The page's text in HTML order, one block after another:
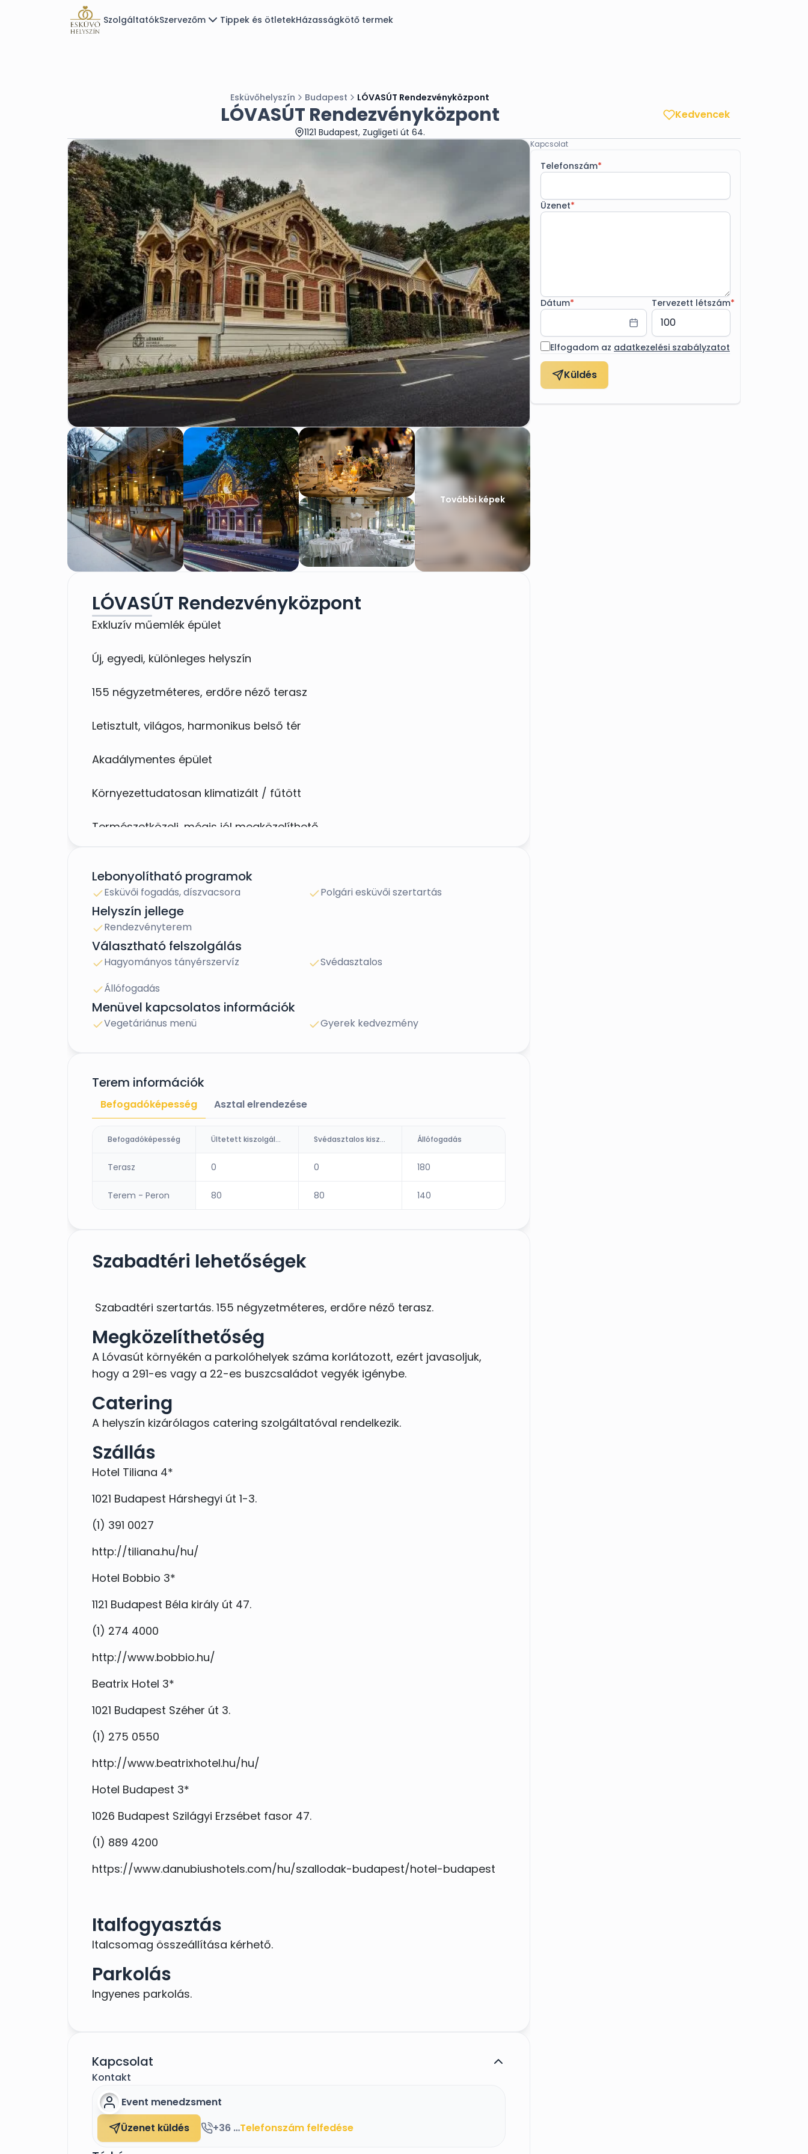
SzolgáltatókSzervezőm Tippek és ötletekHázasságkötő termek
Esküvőhelyszín Budapest LÓVASÚT Rendezvényközpont
LÓVASÚT Rendezvényközpont
1121 Budapest, Zugligeti út 64.
Kedvencek
További képek
LÓVASÚT Rendezvényközpont
Exkluzív műemlék épület
Új, egyedi, különleges helyszín
155 négyzetméteres, erdőre néző terasz
Letisztult, világos, harmonikus belső tér
Akadálymentes épület
Környezettudatosan klimatizált / fűtött
Természetközeli, mégis jól megközelíthető
Ingyenes parkolás
Akár teljeskörű rendezvényszervezés
Lebonyolítható programok
Esküvői fogadás, díszvacsora Polgári esküvői szertartás
Helyszín jellege
Rendezvényterem
Választható felszolgálás
Hagyományos tányérszervíz
Svédasztalos
Állófogadás
Menüvel kapcsolatos információk
Vegetáriánus menü Gyerek kedvezmény
Terem információk
Befogadóképesség Asztal elrendezése
Befogadóképesség Ültetett kiszolgálás (fő) Svédasztalos kiszolgálás Állófogadás
Terasz 0 0 180
Terem - Peron 80 80 140
Szabadtéri lehetőségek
Szabadtéri szertartás. 155 négyzetméteres, erdőre néző terasz.
Megközelíthetőség
A Lóvasút környékén a parkolóhelyek száma korlátozott, ezért javasoljuk,
hogy a 291-es vagy a 22-es buszcsaládot vegyék igénybe.
Catering
A helyszín kizárólagos catering szolgáltatóval rendelkezik.
Szállás
Hotel Tiliana 4*
1021 Budapest Hárshegyi út 1-3.
(1) 391 0027
http://tiliana.hu/hu/
Hotel Bobbio 3*
1121 Budapest Béla király út 47.
(1) 274 4000
http://www.bobbio.hu/
Beatrix Hotel 3*
1021 Budapest Széher út 3.
(1) 275 0550
http://www.beatrixhotel.hu/hu/
Hotel Budapest 3*
1026 Budapest Szilágyi Erzsébet fasor 47.
(1) 889 4200
https://www.danubiushotels.com/hu/szallodak-budapest/hotel-budapest
Italfogyasztás
Italcsomag összeállítása kérhető.
Parkolás
Ingyenes parkolás.
Kapcsolat
Kontakt
Event menedzsment
Üzenet küldés
+36 20 226 6488Telefonszám felfedése
Kapcsolat
Telefonszám*
Üzenet*
Dátum* Tervezett létszám*
Elfogadom az adatkezelési szabályzatot
Küldés